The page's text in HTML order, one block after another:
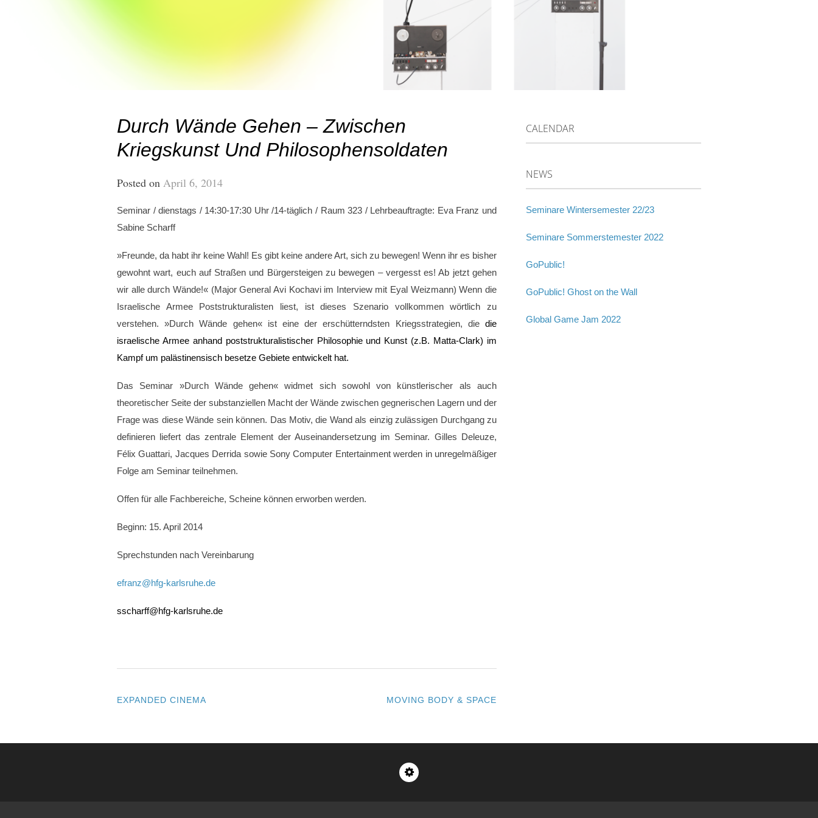
Durch Wände Gehen – Zwischen
Kriegskunst Und Philosophensoldaten
Posted on April 6, 2014
Seminar / dienstags / 14:30-17:30 Uhr /14-täglich / Raum 323 / Lehrbeauftragte: Eva Franz und
Sabine Scharff
»Freunde, da habt ihr keine Wahl! Es gibt keine andere Art, sich zu bewegen! Wenn ihr es bisher
gewohnt wart, euch auf Straßen und Bürgersteigen zu bewegen – vergesst es! Ab jetzt gehen
wir alle durch Wände!« (Major General Avi Kochavi im Interview mit Eyal Weizmann) Wenn die
Israelische Armee Poststrukturalisten liest, ist dieses Szenario vollkommen wörtlich zu
verstehen. »Durch Wände gehen« ist eine der erschütterndsten Kriegsstrategien, die die
israelische Armee anhand poststrukturalistischer Philosophie und Kunst (z.B. Matta-Clark) im
Kampf um palästinensisch besetze Gebiete entwickelt hat.
Das Seminar »Durch Wände gehen« widmet sich sowohl von künstlerischer als auch
theoretischer Seite der substanziellen Macht der Wände zwischen gegnerischen Lagern und der
Frage was diese Wände sein können. Das Motiv, die Wand als einzig zulässigen Durchgang zu
definieren liefert das zentrale Element der Auseinandersetzung im Seminar. Gilles Deleuze,
Félix Guattari, Jacques Derrida sowie Sony Computer Entertainment werden in unregelmäßiger
Folge am Seminar teilnehmen.
Offen für alle Fachbereiche, Scheine können erworben werden.
Beginn: 15. April 2014
Sprechstunden nach Vereinbarung
efranz@hfg-karlsruhe.de
sscharff@hfg-karlsruhe.de
NAVIGATION
EXPANDED CINEMA MOVING BODY & SPACE
CALENDAR
NEWS
Seminare Wintersemester 22/23
Seminare Sommerstemester 2022
GoPublic!
GoPublic! Ghost on the Wall
Global Game Jam 2022